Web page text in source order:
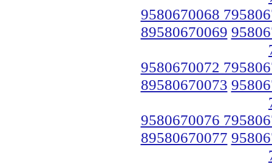
9580670068
89580670069
9580670072
89580670073
9580670076
89580670077